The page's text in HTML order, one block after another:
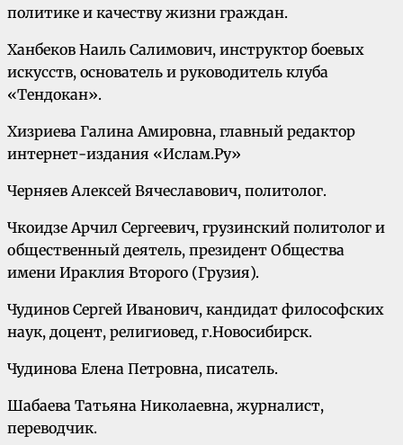
политике и качеству жизни граждан.
Ханбеков Наиль Салимович, инструктор боевых
искусств, основатель и руководитель клуба
«Тендокан».
Хизриева Галина Амировна, главный редактор
интернет-издания «Ислам.Ру»
Черняев Алексей Вячеславович, политолог.
Чкоидзе Арчил Сергеевич, грузинский политолог и
общественный деятель, президент Общества
имени Ираклия Второго (Грузия).
Чудинов Сергей Иванович, кандидат философских
наук, доцент, религиовед, г.Новосибирск.
Чудинова Елена Петровна, писатель.
Шабаева Татьяна Николаевна, журналист,
переводчик.